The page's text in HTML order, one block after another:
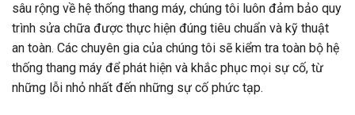
sâu rộng về hệ thống thang máy, chúng tôi luôn đảm bảo quy
trình sửa chữa được thực hiện đúng tiêu chuẩn và kỹ thuật
an toàn. Các chuyên gia của chúng tôi sẽ kiểm tra toàn bộ hệ
thống thang máy để phát hiện và khắc phục mọi sự cố, từ
những lỗi nhỏ nhất đến những sự cố phức tạp.